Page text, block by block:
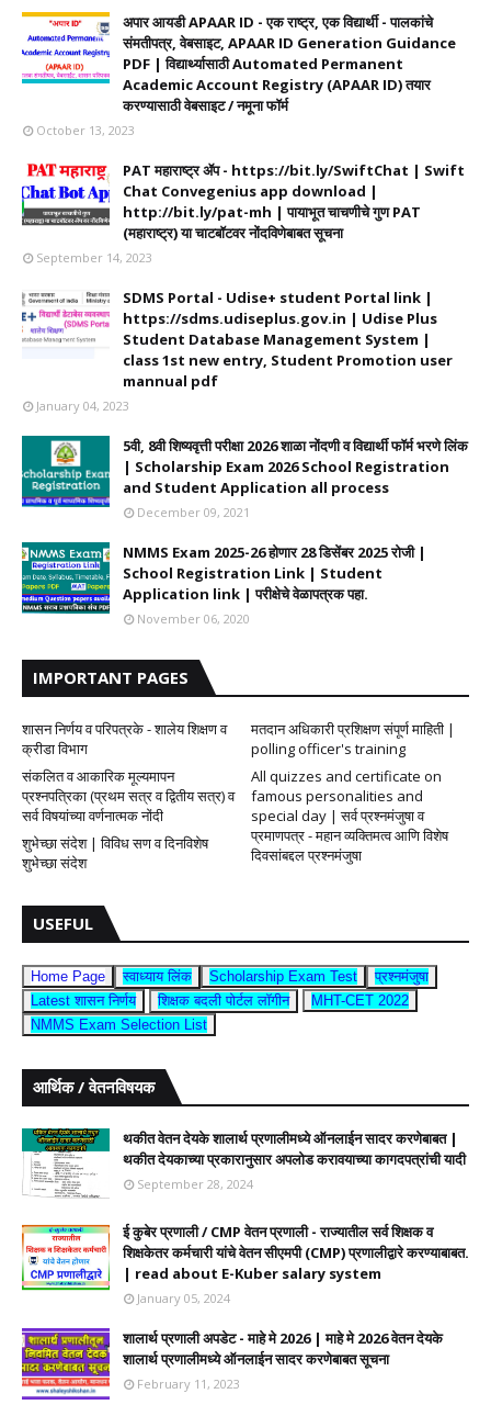
अपार आयडी APAAR ID - एक राष्ट्र, एक विद्यार्थी - पालकांचे
संमतीपत्र, वेबसाइट, APAAR ID Generation Guidance
PDF | विद्यार्थ्यासाठी Automated Permanent
Academic Account Registry (APAAR ID) तयार
करण्यासाठी वेबसाइट / नमूना फॉर्म
October 13, 2023
PAT महाराष्ट्र ॲप - https://bit.ly/SwiftChat | Swift
Chat Convegenius app download |
http://bit.ly/pat-mh | पायाभूत चाचणीचे गुण PAT
(महाराष्ट्र) या चाटबॉटवर नोंदविणेबाबत सूचना
September 14, 2023
SDMS Portal - Udise+ student Portal link |
https://sdms.udiseplus.gov.in | Udise Plus
Student Database Management System |
class 1st new entry, Student Promotion user
mannual pdf
January 04, 2023
5वी, 8वी शिष्यवृत्ती परीक्षा 2026 शाळा नोंदणी व विद्यार्थी फॉर्म भरणे लिंक
| Scholarship Exam 2026 School Registration
and Student Application all process
December 09, 2021
NMMS Exam 2025-26 होणार 28 डिसेंबर 2025 रोजी |
School Registration Link | Student
Application link | परीक्षेचे वेळापत्रक पहा.
November 06, 2020
IMPORTANT PAGES
शासन निर्णय व परिपत्रके - शालेय शिक्षण व
क्रीडा विभाग
मतदान अधिकारी प्रशिक्षण संपूर्ण माहिती |
polling officer's training
संकलित व आकारिक मूल्यमापन
प्रश्नपत्रिका (प्रथम सत्र व द्वितीय सत्र) व
सर्व विषयांच्या वर्णनात्मक नोंदी
All quizzes and certificate on
famous personalities and
special day | सर्व प्रश्नमंजुषा व
प्रमाणपत्र - महान व्यक्तिमत्व आणि विशेष
दिवसांबद्दल प्रश्नमंजुषा
शुभेच्छा संदेश | विविध सण व दिनविशेष
शुभेच्छा संदेश
USEFUL
Home Page स्वाध्याय लिंक Scholarship Exam Test
प्रश्नमंजुषा
Latest शासन निर्णय
शिक्षक बदली पोर्टल लॉगीन
MHT-CET 2022
NMMS Exam Selection List
आर्थिक / वेतनविषयक
थकीत वेतन देयके शालार्थ प्रणालीमध्ये ऑनलाईन सादर करणेबाबत |
थकीत देयकाच्या प्रकारानुसार अपलोड करावयाच्या कागदपत्रांची यादी
September 28, 2024
ई कुबेर प्रणाली / CMP वेतन प्रणाली - राज्यातील सर्व शिक्षक व
शिक्षकेतर कर्मचारी यांचे वेतन सीएमपी (CMP) प्रणालीद्वारे करण्याबाबत.
| read about E-Kuber salary system
January 05, 2024
शालार्थ प्रणाली अपडेट - माहे मे 2026 | माहे मे 2026 वेतन देयके
शालार्थ प्रणालीमध्ये ऑनलाईन सादर करणेबाबत सूचना
February 11, 2023